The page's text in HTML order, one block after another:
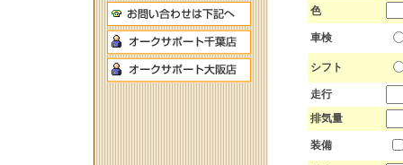
色
車検
シフト
走行
排気量
装備